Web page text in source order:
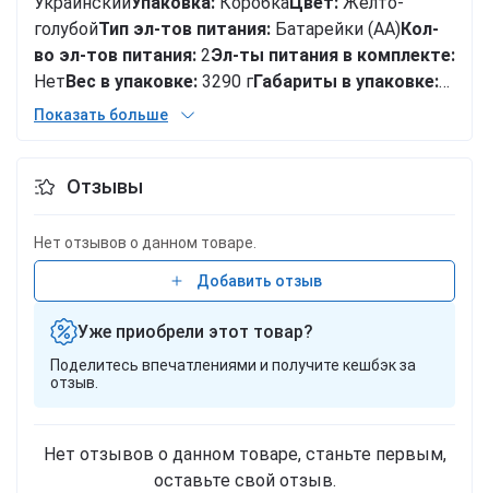
голубойТип эл-тов питания: Батарейки (АА)Кол-
во эл-тов питания: 2Эл-ты питания в комплекте:
Нет Вес в упаковке: 3290 гГабариты в упаковке:
34 x 63 x 30 смГабариты без упаковки:
Показать больше
Отзывы
Нет отзывов о данном товаре.
Добавить отзыв
Уже приобрели этот товар?
Поделитесь впечатлениями и получите кешбэк за
отзыв.
Нет отзывов о данном товаре, станьте первым,
оставьте свой отзыв.